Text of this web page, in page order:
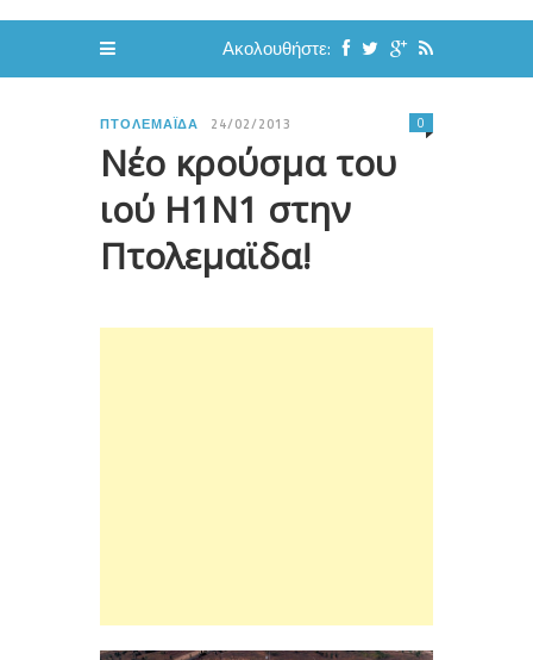
Ακολουθήστε:
ΠΤΟΛΕΜΑΪ́ΔΑ 24/02/2013
Νέο κρούσμα του
ιού Η1Ν1 στην
Πτολεμαϊδα!
0